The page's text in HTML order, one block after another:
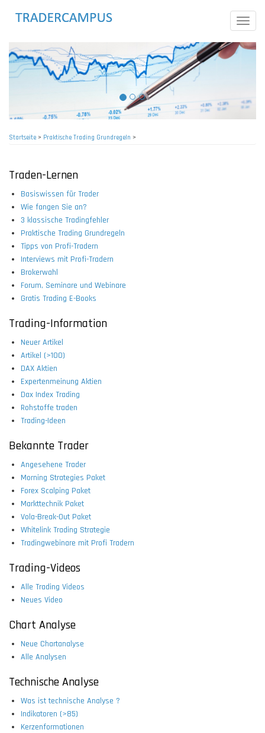
Toggle
Startseite> Praktische Trading Grundregeln >
Traden-Lernen
Basiswissen für Trader
Wie fangen Sie an?
3 klassische Tradingfehler
Praktische Trading Grundregeln
Tipps von Profi-Tradern
Interviews mit Profi-Tradern
Brokerwahl
Forum, Seminare und Webinare
Gratis Trading E-Books
Trading-Information
Neuer Artikel
Artikel (>100)
DAX Aktien
Expertenmeinung Aktien
Dax Index Trading
Rohstoffe traden
Trading-Ideen
Bekannte Trader
Angesehene Trader
Morning Strategies Paket
Forex Scalping Paket
Markttechnik Paket
Vola-Break-Out Paket
Whitelink Trading Strategie
Tradingwebinare mit Profi Tradern
Trading-Videos
Alle Trading Videos
Neues Video
Chart Analyse
Neue Chartanalyse
Alle Analysen
Technische Analyse
Was ist technische Analyse ?
Indikatoren (>85)
Kerzenformationen